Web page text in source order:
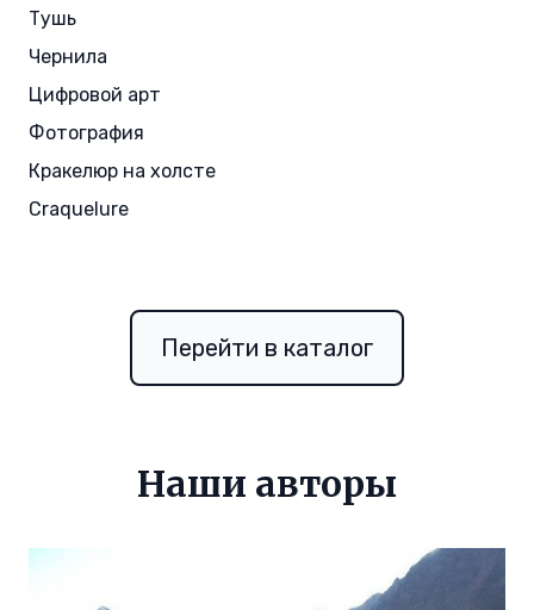
Тушь
Чернила
Цифровой арт
Фотография
Кракелюр на холсте
Craquelure
Перейти в каталог
Наши авторы